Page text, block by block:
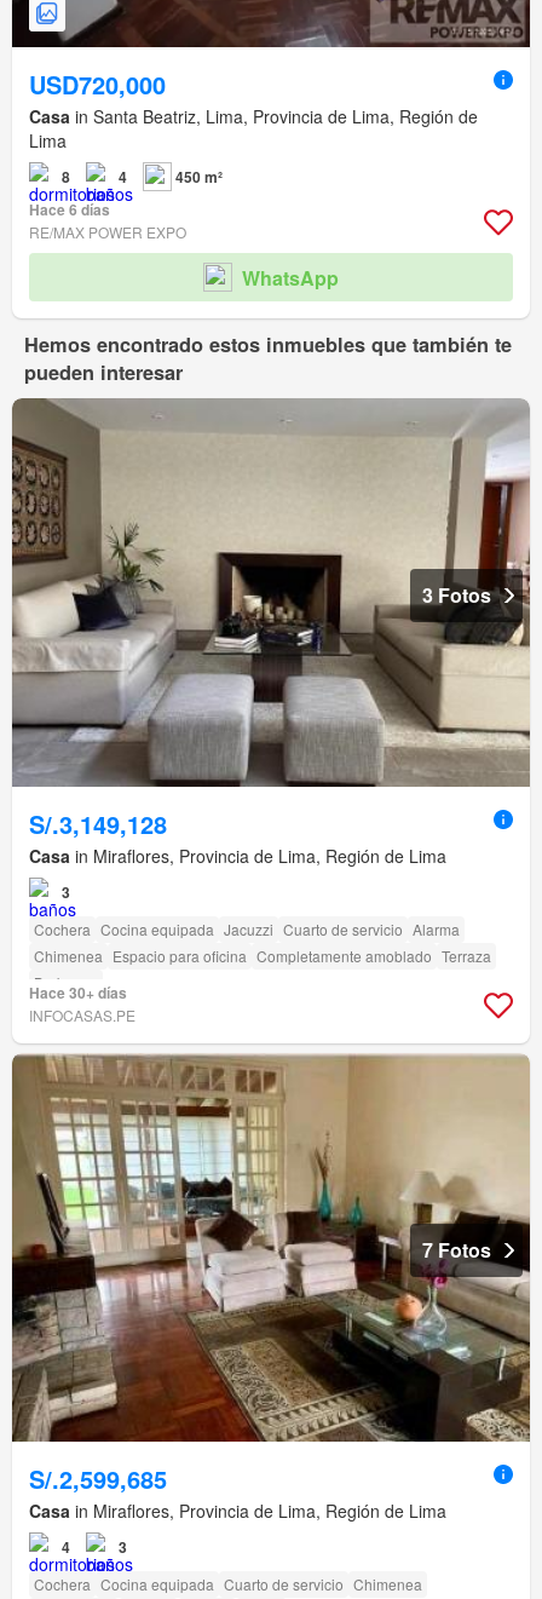
USD720,000
Casa in Santa Beatriz, Lima, Provincia de Lima, Región de
Lima
8 4
450 m²
Hace 6 días
RE/MAX POWER EXPO
WhatsApp
Hemos encontrado estos inmuebles que también te
pueden interesar
3 Fotos
S/.3,149,128
Casa in Miraflores, Provincia de Lima, Región de Lima
3
Cochera Cocina equipada Jacuzzi Cuarto de servicio Alarma
Chimenea Espacio para oficina Completamente amoblado Terraza
Barbacoa
Hace 30+ días
INFOCASAS.PE
7 Fotos
S/.2,599,685
Casa in Miraflores, Provincia de Lima, Región de Lima
4 3
Cochera Cocina equipada Cuarto de servicio Chimenea